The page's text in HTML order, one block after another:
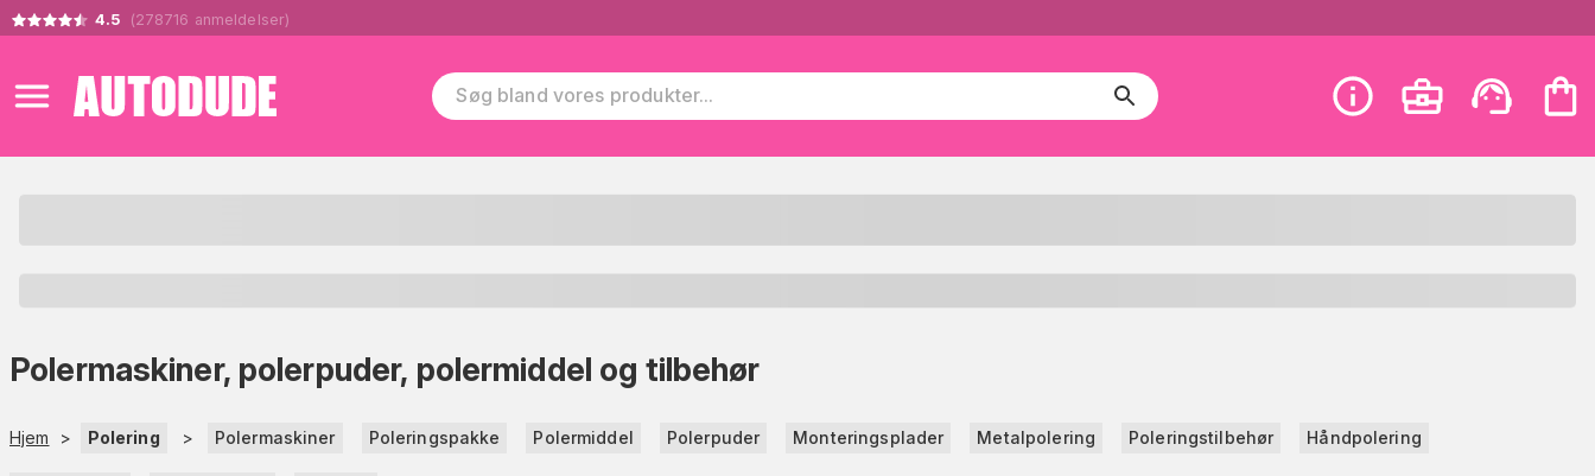
4.5 (278716 anmeldelser)
Polermaskiner, polerpuder, polermiddel og tilbehør
Hjem > Polering > Polermaskiner Poleringspakke Polermiddel Polerpuder Monteringsplader Metalpolering Poleringstilbehør Håndpolering